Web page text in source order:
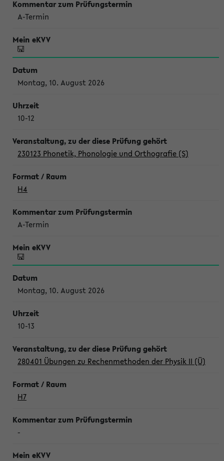
A-Termin
Montag, 10. August 2026
10-12
230123 Phonetik, Phonologie und Orthografie (S)
H4
A-Termin
Montag, 10. August 2026
10-13
280401 Übungen zu Rechenmethoden der Physik II (Ü)
H7
-